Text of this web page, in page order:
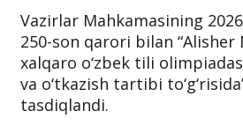
Vazirlar Mahkamasining
250-son qarori bilan “Alisher
xalqaro o‘zbek tili
va o‘tkazish tartibi
tasdiqlandi.